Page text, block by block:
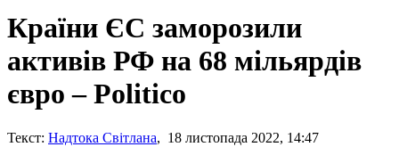
Країни ЄС заморозили
активів РФ на 68 мільярдів
євро – Politico
Текст: Надтока Світлана, 18 листопада 2022, 14:47